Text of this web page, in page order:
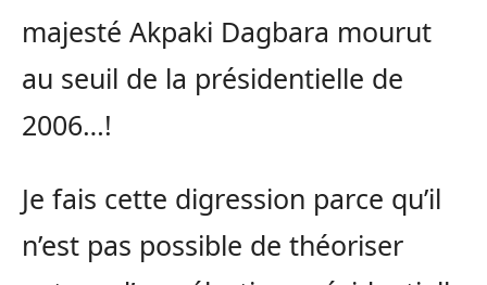
majesté Akpaki Dagbara mourut
au seuil de la présidentielle de
2006…!
Je fais cette digression parce qu’il
n’est pas possible de théoriser